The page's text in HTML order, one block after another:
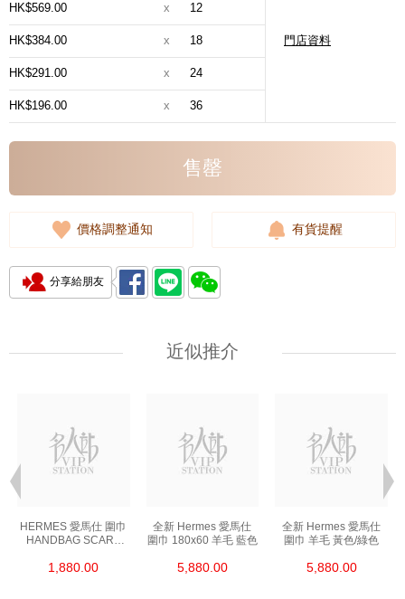
門店資料
HK$569.00 x 12
HK$384.00 x 18
HK$291.00 x 24
HK$196.00 x 36
售罄
價格調整通知 有貨提醒
分享給朋友
近似推介
HERMES 愛馬仕 圍巾
HANDBAG SCARF
1,880.00
全新 Hermes 愛馬仕
圍巾 180x60 羊毛 藍色
5,880.00
全新 Hermes 愛馬仕
圍巾 羊毛 黃色/綠色
5,880.00